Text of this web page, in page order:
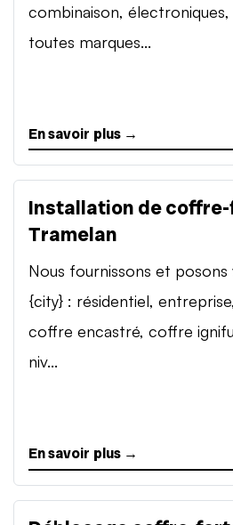
combinaison,
toutes marques...
En savoir plus →
Installation de
Tramelan
Nous fournissons et
{city} : résidentiel,
coffre encastré, coffre
niv...
En savoir plus →